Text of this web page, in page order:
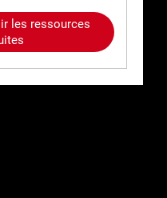
les ressources